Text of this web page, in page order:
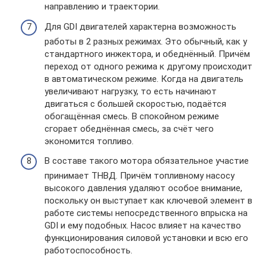
направлению и траектории.
Для GDI двигателей характерна возможность
работы в 2 разных режимах. Это обычный, как у
стандартного инжектора, и обеднённый. Причём
переход от одного режима к другому происходит
в автоматическом режиме. Когда на двигатель
увеличивают нагрузку, то есть начинают
двигаться с большей скоростью, подаётся
обогащённая смесь. В спокойном режиме
сгорает обеднённая смесь, за счёт чего
экономится топливо.
В составе такого мотора обязательное участие
принимает ТНВД. Причём топливному насосу
высокого давления удаляют особое внимание,
поскольку он выступает как ключевой элемент в
работе системы непосредственного впрыска на
GDI и ему подобных. Насос влияет на качество
функционирования силовой установки и всю его
работоспособность.